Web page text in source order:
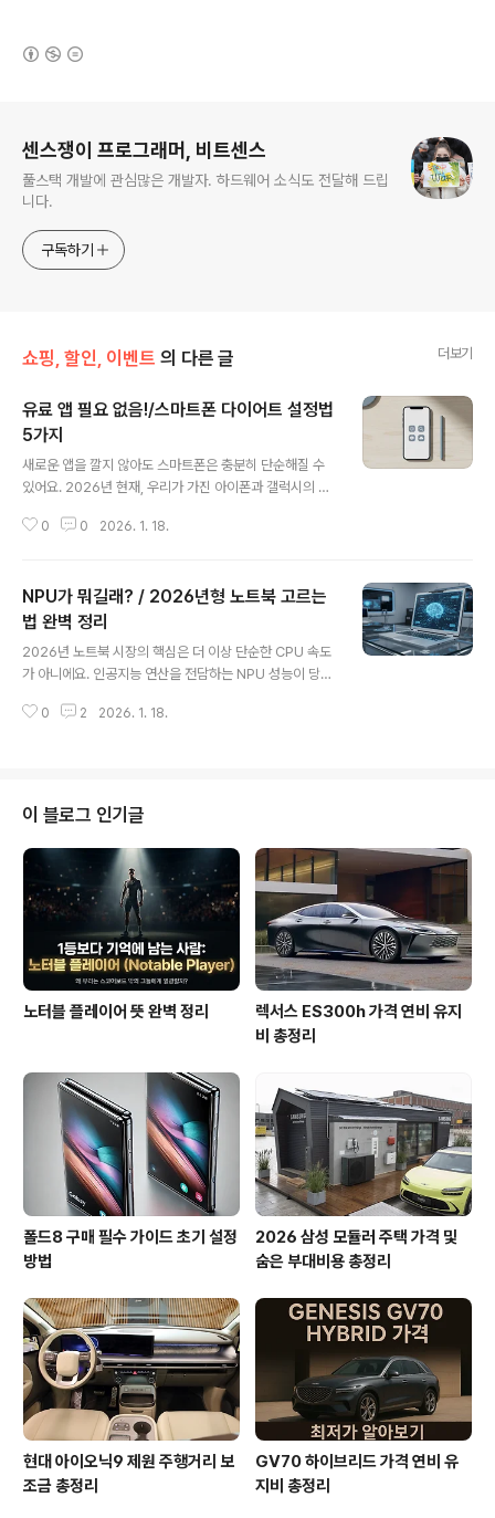
센스쟁이 프로그래머, 비트센스
풀스택 개발에 관심많은 개발자. 하드웨어 소식도 전달해 드립
니다.
구독하기
쇼핑, 할인, 이벤트 의 다른 글 더보기
유료 앱 필요 없음!/스마트폰 다이어트 설정법
5가지
새로운 앱을 깔지 않아도 스마트폰은 충분히 단순해질 수
있어요. 2026년 현재, 우리가 가진 아이폰과 갤럭시의 기
줄이는 '디지털 미니멀리즘'을 실천하는 구체적인 5가지
홍수 속에 살고 있어요. 디지털 미니멀리즘의 첫걸음은 나
에게 꼭 필요한 알림만 남기는 것이에요. 아이폰의 '집중 모
드'나 갤럭시의 '모드 및 루틴' 기능을 사용하면 특정 시간
대나 장소에서 업무에 필요한 앱 외의 모든 알림을 차단할
한 설정이 가능해요. 예를 들어, 업무 시간 중에는 메..
0 0 2026. 1. 18.
NPU가 뭐길래? / 2026년형 노트북 고르는
법 완벽 정리
2026년 노트북 시장의 핵심은 더 이상 단순한 CPU 속도
가 아니에요. 인공지능 연산을 전담하는 NPU 성능이 당신
지, 왜 중요한지 모른 채 구매하면 금방 구형이 될 수 있는
리가 사용하는 대부분의 소프트웨어는 AI 기능을 기본적으
로 내장하고 있죠. 화상 회의 중 배경 흐림 처리부터 복잡한
코딩 보조, 이미지 생성까지 모두 AI가 관여해요. 이때 이
무거운 연산을 CPU나 GPU가 도맡으면 배터리는 광속으
로 닳고 팬 소음은 커지게 됩니다. NPU(Neu..
0 2 2026. 1. 18.
이 블로그 인기글
노터블 플레이어 뜻 완벽 정리
렉서스 ES300h 가격 연비 유지
비 총정리
폴드8 구매 필수 가이드 초기 설정
방법
2026 삼성 모듈러 주택 가격 및
숨은 부대비용 총정리
현대 아이오닉9 제원 주행거리 보
조금 총정리
GV70 하이브리드 가격 연비 유
지비 총정리